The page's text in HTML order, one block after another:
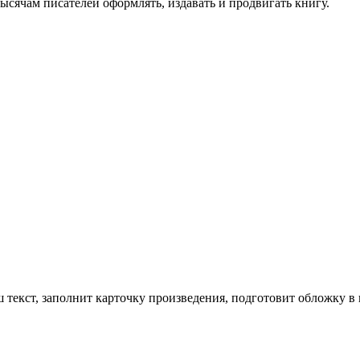
заполнит карточку произведения, подготовит обложку